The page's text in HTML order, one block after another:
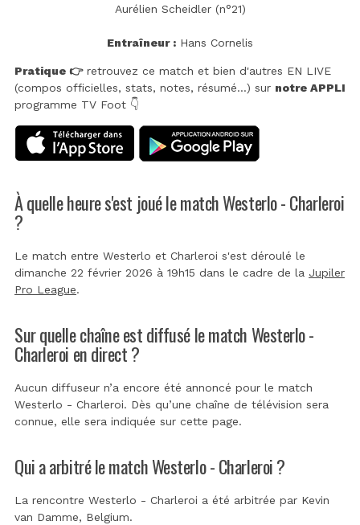
Aurélien Scheidler (n°21)
Entraîneur : Hans Cornelis
Pratique 👉retrouvez ce match et bien d'autres EN LIVE
(compos officielles, stats, notes, résumé...) sur notre APPLI
programme TV Foot 👇
À quelle heure s'est joué le match Westerlo - Charleroi
?
Le match entre Westerlo et Charleroi s'est déroulé le
dimanche 22 février 2026 à 19h15 dans le cadre de la Jupiler
Pro League.
Sur quelle chaîne est diffusé le match Westerlo -
Charleroi en direct ?
Aucun diffuseur n’a encore été annoncé pour le match
Westerlo - Charleroi. Dès qu’une chaîne de télévision sera
connue, elle sera indiquée sur cette page.
Qui a arbitré le match Westerlo - Charleroi ?
La rencontre Westerlo - Charleroi a été arbitrée par Kevin
van Damme, Belgium.